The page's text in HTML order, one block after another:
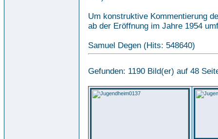
Um konstruktive Kommentierung
ab der Eröffnung im Jahre 1954
Samuel Degen (Hits: 548640)
Gefunden: 1190 Bild(er) auf 48